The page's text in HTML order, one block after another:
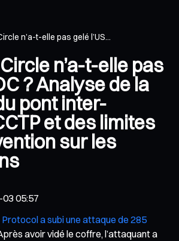
n’a-t-elle pas gelé l’US...
n’a-t-elle pas
? Analyse de la
pont inter-
et des limites
sur les
05:57
a subi une attaque de 285
avoir vidé le coffre, l’attaquant a